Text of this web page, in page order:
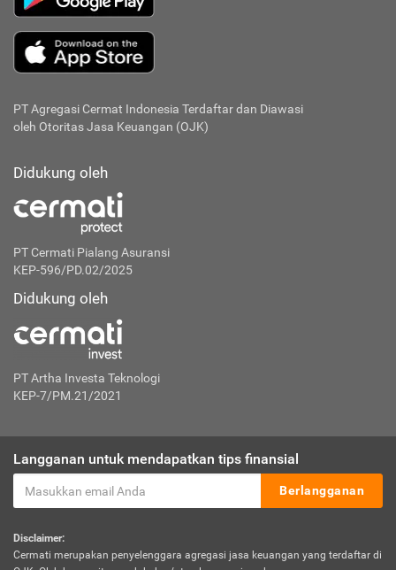
PT Agregasi Cermat Indonesia Terdaftar dan Diawasi
oleh Otoritas Jasa Keuangan (OJK)
Didukung oleh
PT Cermati Pialang Asuransi
KEP-596/PD.02/2025
Didukung oleh
PT Artha Investa Teknologi
KEP-7/PM.21/2021
Langganan untuk mendapatkan tips finansial
Berlangganan
Disclaimer:
Cermati merupakan penyelenggara agregasi jasa keuangan yang terdaftar di